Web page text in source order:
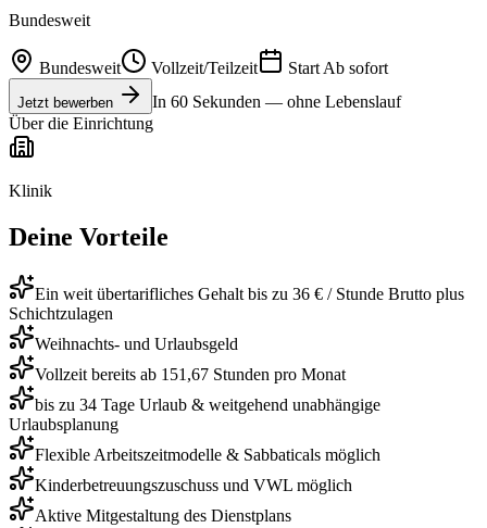
Bundesweit
Bundesweit Vollzeit/Teilzeit Start Ab sofort
Jetzt bewerben
In 60 Sekunden — ohne Lebenslauf
Über die Einrichtung
Klinik
Deine Vorteile
Ein weit übertarifliches Gehalt bis zu 36 € / Stunde Brutto plus
Schichtzulagen
Weihnachts- und Urlaubsgeld
Vollzeit bereits ab 151,67 Stunden pro Monat
bis zu 34 Tage Urlaub & weitgehend unabhängige
Urlaubsplanung
Flexible Arbeitszeitmodelle & Sabbaticals möglich
Kinderbetreuungszuschuss und VWL möglich
Aktive Mitgestaltung des Dienstplans